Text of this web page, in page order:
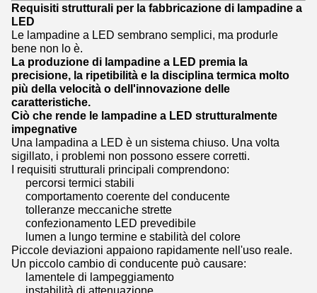
Requisiti strutturali per la fabbricazione di lampadine a
LED
Le lampadine a LED sembrano semplici, ma produrle
bene non lo è.
La produzione di lampadine a LED premia la
precisione, la ripetibilità e la disciplina termica molto
più della velocità o dell'innovazione delle
caratteristiche.
Ciò che rende le lampadine a LED strutturalmente
impegnative
Una lampadina a LED è un sistema chiuso. Una volta
sigillato, i problemi non possono essere corretti.
I requisiti strutturali principali comprendono:
percorsi termici stabili
comportamento coerente del conducente
tolleranze meccaniche strette
confezionamento LED prevedibile
lumen a lungo termine e stabilità del colore
Piccole deviazioni appaiono rapidamente nell'uso reale.
Un piccolo cambio di conducente può causare:
lamentele di lampeggiamento
instabilità di attenuazione